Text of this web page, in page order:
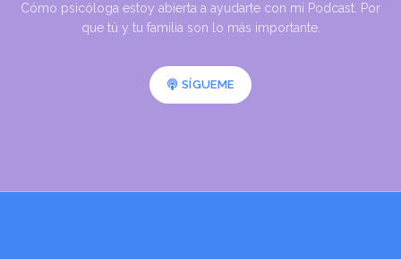
Cómo psicóloga estoy abierta a ayudarte con mi Podcast. Por
que tú y tu familia son lo más importante.
SÍGUEME